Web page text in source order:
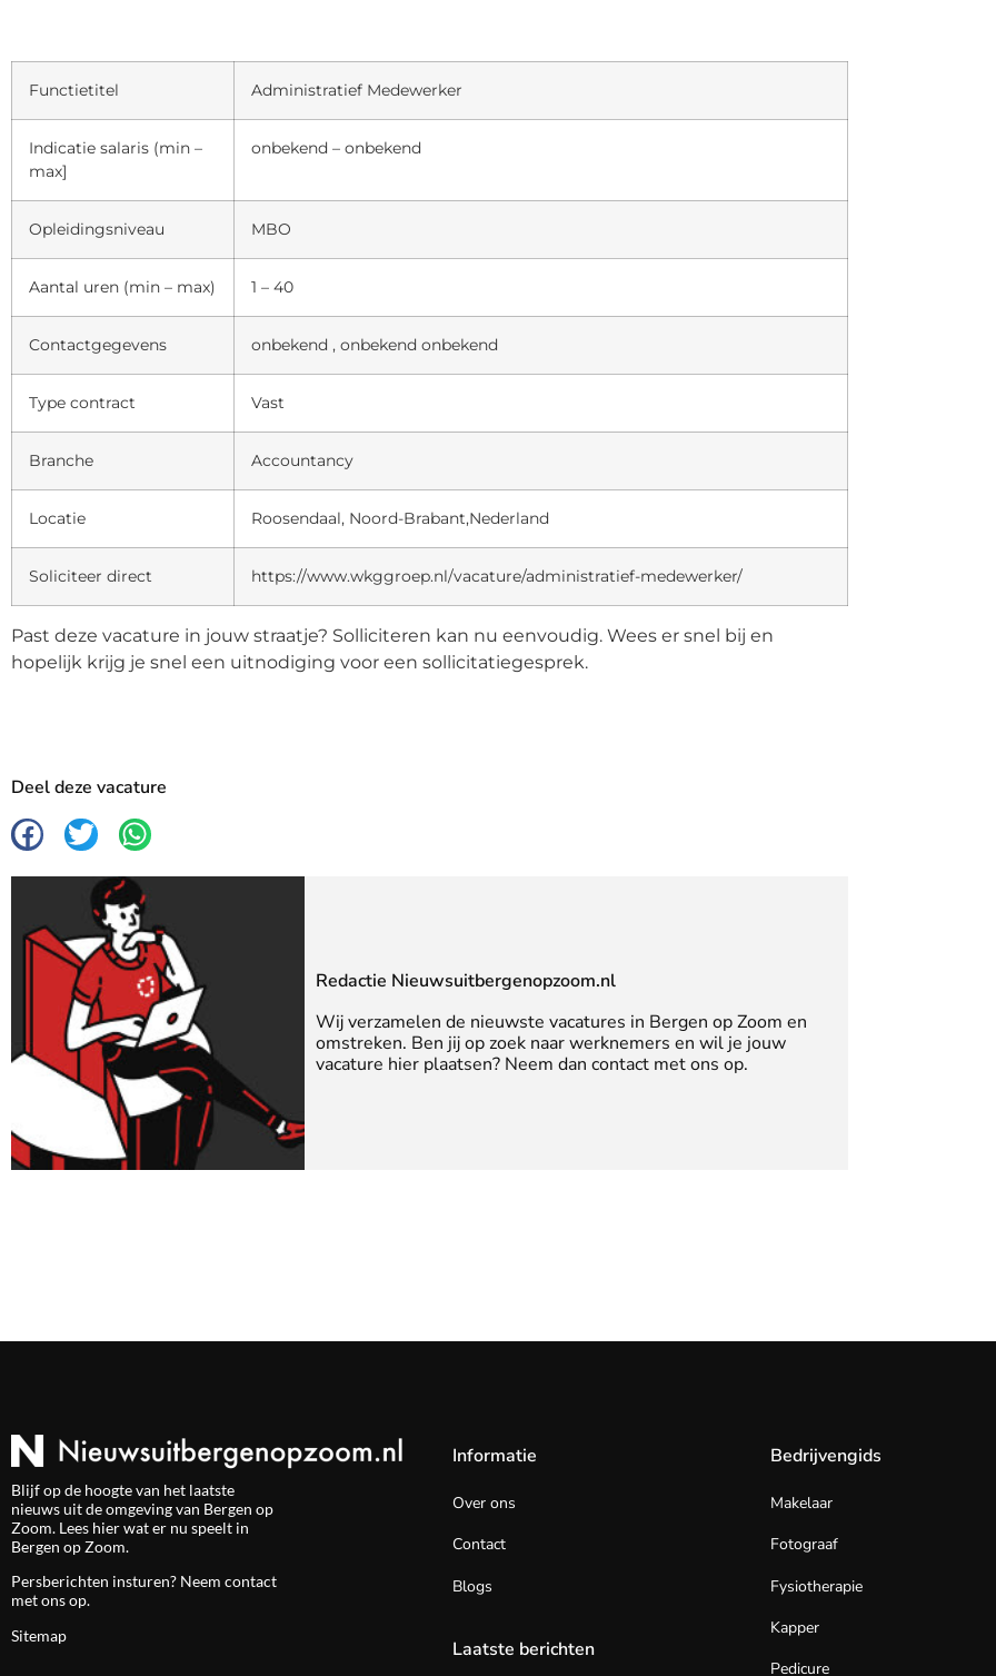
Functietitel Administratief Medewerker
Indicatie salaris (min –
max]
onbekend – onbekend
Opleidingsniveau MBO
Aantal uren (min – max) 1 – 40
Contactgegevens onbekend , onbekend onbekend
Type contract Vast
Branche Accountancy
Locatie Roosendaal, Noord-Brabant,Nederland
Soliciteer direct https://www.wkggroep.nl/vacature/administratief-medewerker/
Past deze vacature in jouw straatje? Solliciteren kan nu eenvoudig. Wees er snel bij en
hopelijk krijg je snel een uitnodiging voor een sollicitatiegesprek.
Deel deze vacature
Redactie Nieuwsuitbergenopzoom.nl
Wij verzamelen de nieuwste vacatures in Bergen op Zoom en
omstreken. Ben jij op zoek naar werknemers en wil je jouw
vacature hier plaatsen? Neem dan contact met ons op.
Blijf op de hoogte van het laatste
nieuws uit de omgeving van Bergen op
Zoom. Lees hier wat er nu speelt in
Bergen op Zoom.
Persberichten insturen? Neem contact
met ons op.
Sitemap
Informatie
Over ons
Contact
Blogs
Laatste berichten
Bedrijvengids
Makelaar
Fotograaf
Fysiotherapie
Kapper
Pedicure